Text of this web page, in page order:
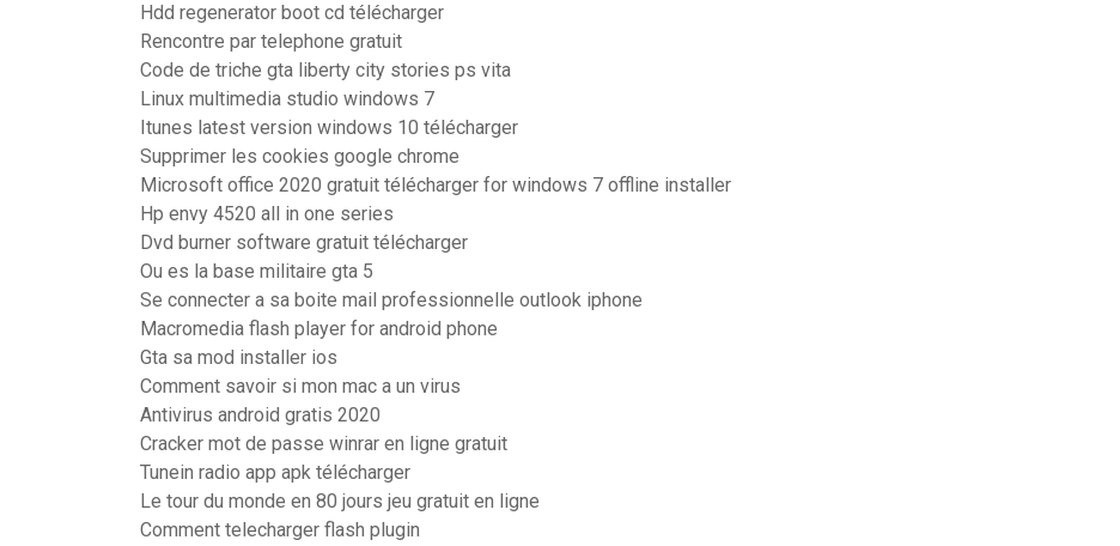
Hdd regenerator boot cd télécharger
Rencontre par telephone gratuit
Code de triche gta liberty city stories ps vita
Linux multimedia studio windows 7
Itunes latest version windows 10 télécharger
Supprimer les cookies google chrome
Microsoft office 2020 gratuit télécharger for windows 7 offline installer
Hp envy 4520 all in one series
Dvd burner software gratuit télécharger
Ou es la base militaire gta 5
Se connecter a sa boite mail professionnelle outlook iphone
Macromedia flash player for android phone
Gta sa mod installer ios
Comment savoir si mon mac a un virus
Antivirus android gratis 2020
Cracker mot de passe winrar en ligne gratuit
Tunein radio app apk télécharger
Le tour du monde en 80 jours jeu gratuit en ligne
Comment telecharger flash plugin